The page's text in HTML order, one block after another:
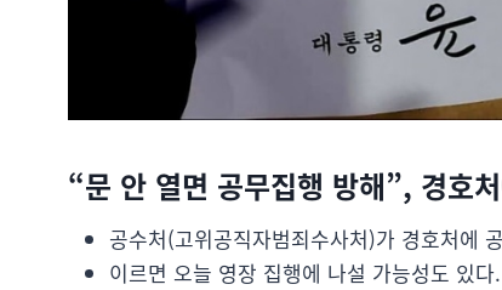
“문 안 열면 공무집행 방해”, 경호
공수처(고위공직자범죄수사처)가 경호처에
이르면 오늘 영장 집행에 나설 가능성도 있다.